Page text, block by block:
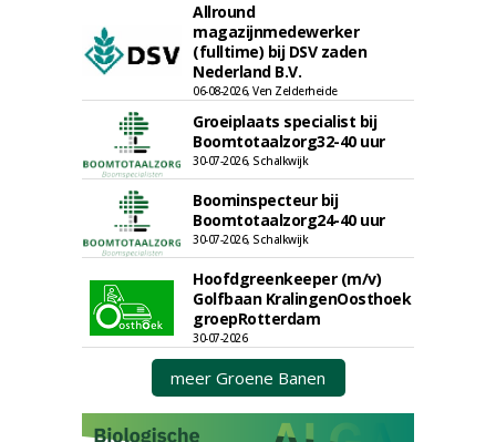
Allround
magazijnmedewerker
(fulltime) bij DSV zaden
Nederland B.V.
06-08-2026, Ven Zelderheide
Groeiplaats specialist bij
Boomtotaalzorg32-40 uur
30-07-2026, Schalkwijk
Boominspecteur bij
Boomtotaalzorg24-40 uur
30-07-2026, Schalkwijk
Hoofdgreenkeeper (m/v)
Golfbaan KralingenOosthoek
groepRotterdam
30-07-2026
meer Groene Banen